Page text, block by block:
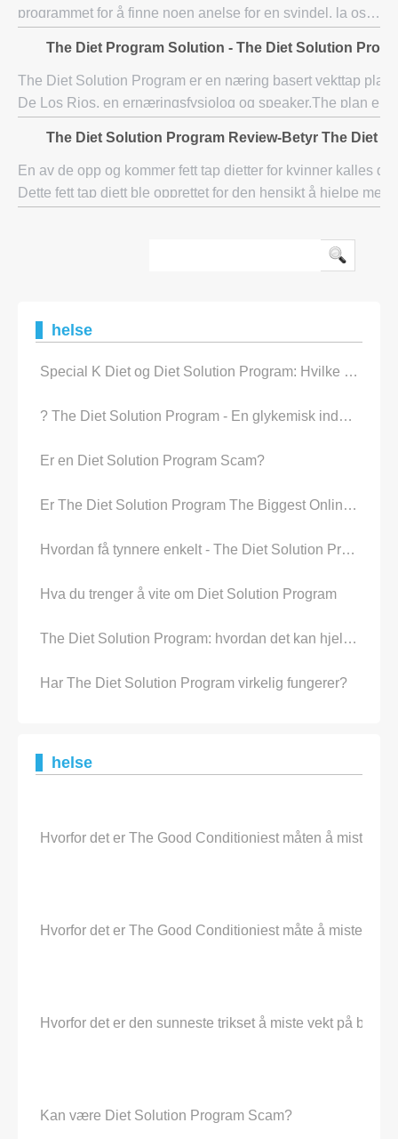
programmet for å finne noen anelse for en svindel, la oss
De Los Rios er en mat og fitness
The Diet Program Solution - The Diet Solution
The Diet Solution Program er en næring basert vekttap plan
De Los Rios, en ernæringsfysiolog og speaker.The plan er
The Diet Solution Program Review-Betyr The Diet
En av de opp og kommer fett tap dietter for kvinner kalles
Dette fett tap diett ble opprettet for den hensikt å hjelpe
helse
Special K Diet og Diet Solution Program: Hvilke er Bedre
? The Diet Solution Program - En glykemisk indeks Diet Plan
Er en Diet Solution Program Scam?
Er The Diet Solution Program The Biggest Online Scam?
Hvordan få tynnere enkelt - The Diet Solution Program evaluate
Hva du trenger å vite om Diet Solution Program
The Diet Solution Program: hvordan det kan hjelpe deg å miste Weight
Har The Diet Solution Program virkelig fungerer?
helse
Hvorfor det er The Good Conditioniest måten å miste
Hvorfor det er The Good Conditioniest måte å miste
Hvorfor det er den sunneste trikset å miste vekt på bruk
Kan være Diet Solution Program Scam?